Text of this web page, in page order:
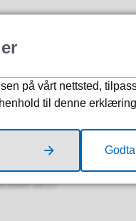
10:27
på vårt nettsted,
til denne